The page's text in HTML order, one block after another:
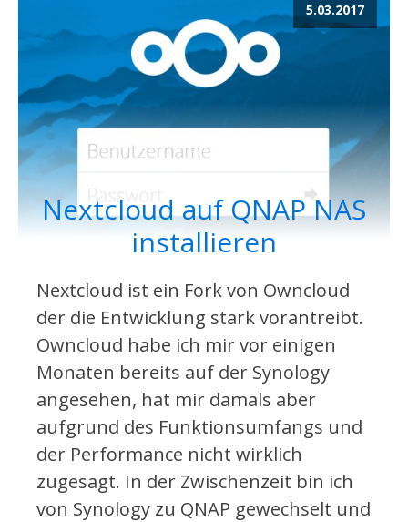
5.03.2017
Nextcloud auf QNAP NAS
installieren
Nextcloud ist ein Fork von Owncloud
der die Entwicklung stark vorantreibt.
Owncloud habe ich mir vor einigen
Monaten bereits auf der Synology
angesehen, hat mir damals aber
aufgrund des Funktionsumfangs und
der Performance nicht wirklich
zugesagt. In der Zwischenzeit bin ich
von Synology zu QNAP gewechselt und